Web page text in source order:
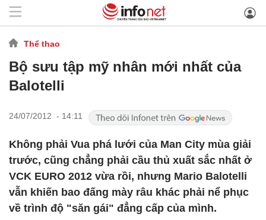
Thể thao
Bộ sưu tập mỹ nhân mới nhất của
Balotelli
24/07/2012 - 14:11
Không phải Vua phá lưới của Man City mùa giải
trước, cũng chẳng phải cầu thủ xuất sắc nhất ở
VCK EURO 2012 vừa rồi, nhưng Mario Balotelli
vẫn khiến bao đấng mày râu khác phải nể phục
về trình độ "săn gái" đẳng cấp của mình.